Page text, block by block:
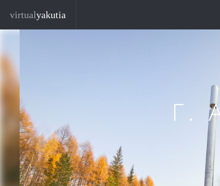
virtualyakutia
Г.